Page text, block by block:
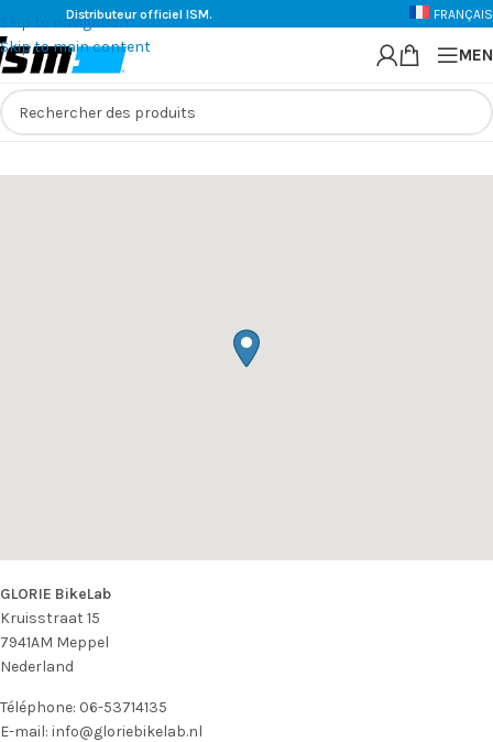
Skip to navigation
Skip to main content
Distributeur officiel ISM. FRANÇAIS
GLORIE BikeLab
Kruisstraat 15
7941AM Meppel
Nederland
Téléphone: 06-53714135
E-mail: info@gloriebikelab.nl